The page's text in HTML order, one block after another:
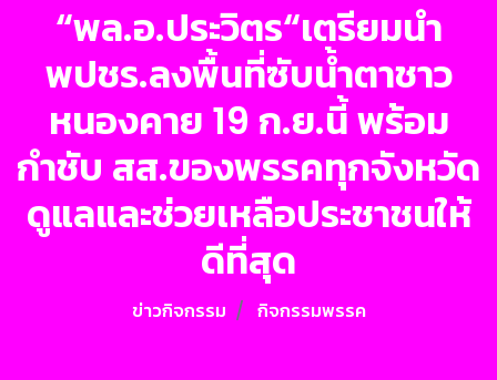
“พล.อ.ประวิตร“เตรียมนำ
พปชร.ลงพื้นที่ซับน้ำตาชาว
หนองคาย 19 ก.ย.นี้ พร้อม
กำชับ สส.ของพรรคทุกจังหวัด
ดูแลและช่วยเหลือประชาชนให้
ดีที่สุด
ข่าวกิจกรรม กิจกรรมพรรค